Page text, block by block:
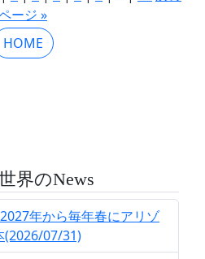
ージ »
HOME
界のNews
年から毎年春にアリゾ
(2026/07/31)